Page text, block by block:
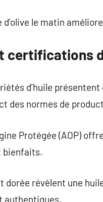
d’olive le matin
certifications
d’huile
des normes de
Protégée (AOP)
bienfaits.
dorée révèlent une
authentiques.